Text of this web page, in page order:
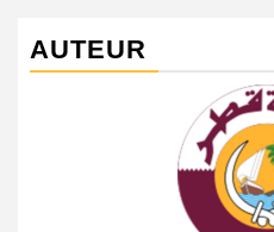
AUTEUR